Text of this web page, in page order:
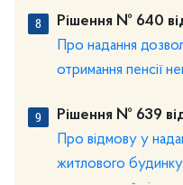
Рішення № 640
Про надання
отримання пенсії
Рішення № 639
Про відмову у
житлового будинку